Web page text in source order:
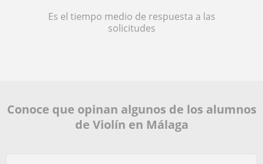
Es el tiempo medio de respuesta a las
solicitudes
Conoce que opinan algunos de los alumnos
de Violín en Málaga